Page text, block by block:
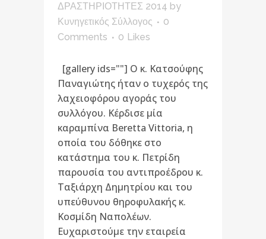
ΔΡΑΣΤΗΡΙΟΤΗΤΕΣ 2014 by
Κυνηγετικός Σύλλογος
0
Comments
0 Likes
[gallery ids=""] Ο κ. Κατσούφης
Παναγιώτης ήταν ο τυχερός της
λαχειοφόρου αγοράς του
συλλόγου. Κέρδισε μία
καραμπίνα Beretta Vittoria, η
οποία του δόθηκε στο
κατάστημα του κ. Πετρίδη
παρουσία του αντιπροέδρου κ.
Ταξιάρχη Δημητρίου και του
υπεύθυνου θηροφυλακής κ.
Κοσμίδη Ναπολέων.
Ευχαριστούμε την εταιρεία